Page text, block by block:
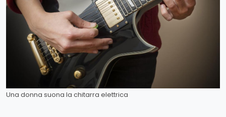
Una donna suona la chitarra elettrica